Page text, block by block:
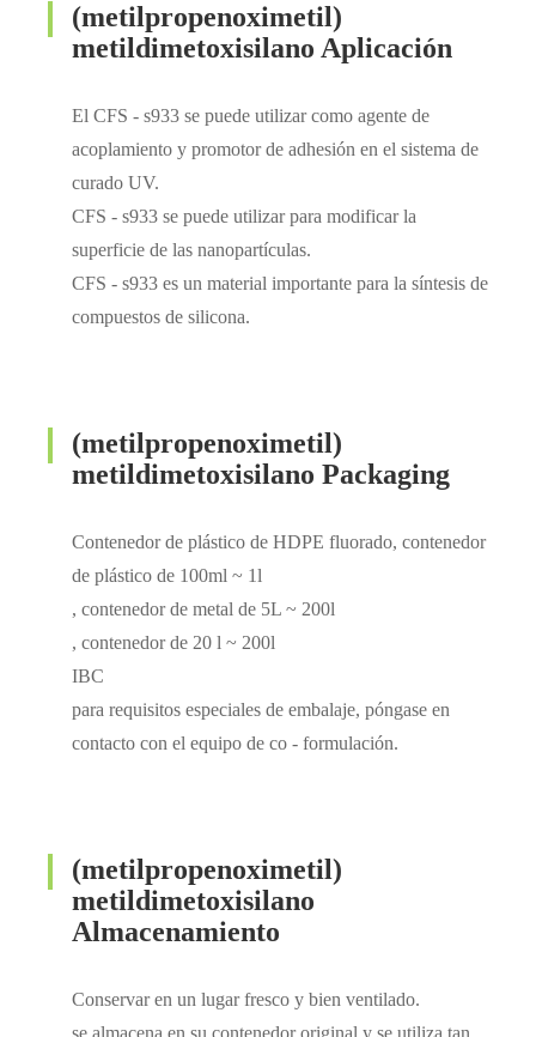
(metilpropenoximetil)
metildimetoxisilano Aplicación
El CFS - s933 se puede utilizar como agente de
acoplamiento y promotor de adhesión en el sistema de
curado UV.
CFS - s933 se puede utilizar para modificar la
superficie de las nanopartículas.
CFS - s933 es un material importante para la síntesis de
compuestos de silicona.
(metilpropenoximetil)
metildimetoxisilano Packaging
Contenedor de plástico de HDPE fluorado, contenedor
de plástico de 100ml ~ 1l
, contenedor de metal de 5L ~ 200l
, contenedor de 20 l ~ 200l
IBC
para requisitos especiales de embalaje, póngase en
contacto con el equipo de co - formulación.
(metilpropenoximetil)
metildimetoxisilano
Almacenamiento
Conservar en un lugar fresco y bien ventilado.
se almacena en su contenedor original y se utiliza tan